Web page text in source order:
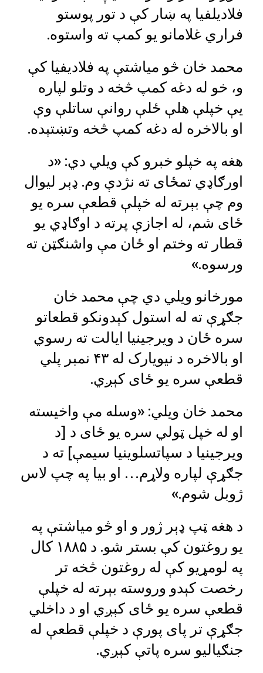
فلادیلفیا په ښار کې د تور پوستو
فراري غلامانو یو کمپ ته واستوه.
محمد خان څو میاشتې په فلادیفیا کې
و، خو له دغه کمپ څخه د وتلو لپاره
یې خپلې هلې ځلې روانې ساتلې وې
او بالاخره له دغه کمپ څخه وتښتېده.
هغه په خپلو خبرو کې ویلي دي: «د
اورګاډي تمځای ته نژدې وم. ډېر لیوال
وم چې بېرته له خپلې قطعې سره یو
ځای شم، له اجازې پرته د اوګاډي یو
قطار ته وختم او ځان مې واشنګټن ته
ورسوه.»
مورخانو ویلي دي چې محمد خان
جګړې ته له استول کېدونکو قطعاتو
سره ځان د ویرجینیا ایالت ته رسوي
او بالاخره د نیویارک له ۴۳ نمبر پلي
قطعې سره یو ځای کېږي.
محمد خان ویلي: «وسله مې واخیسته
او له خپل ټولي سره یو ځای د [د
ویرجینیا د سپاتسلوینیا سیمې] ته د
جګړې لپاره ولاړم… او بیا په چپ لاس
ژوبل شوم.»
د هغه ټپ ډېر ژور و او څو میاشتې په
یو روغتون کې بستر شو. د ۱۸۸۵ کال
په لومړيو کې له روغتون څخه تر
رخصت کېدو وروسته بېرته له خپلې
قطعې سره یو ځای کېږي او د داخلي
جګړې تر پای پورې د خپلې قطعې له
جنګیالیو سره پاتې کېږي.